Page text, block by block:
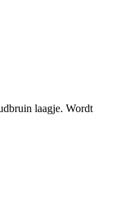
laagje. Wordt